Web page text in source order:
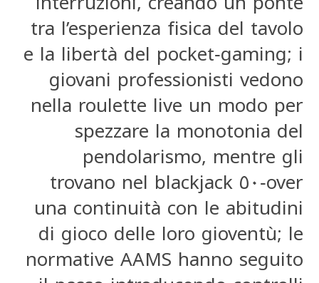
tra l’esperienza fisica del tavolo
e la libertà del pocket‑gaming; i
giovani professionisti vedono
nella roulette live un modo per
spezzare la monotonia del
pendolarismo, mentre gli
over‑٥٠ trovano nel blackjack
una continuità con le abitudini
di gioco delle loro gioventù; le
normative AAMS hanno seguito